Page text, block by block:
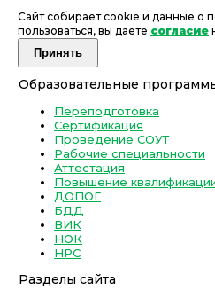
Сайт собирает cookie и данные о
пользоваться, вы даёте согласие
Принять
Образовательные
Переподготовка
Сертификация
Проведение СОУТ
Рабочие специальности
Аттестация
Повышение
ДОПОГ
БДД
ВИК
НОК
НРС
Разделы сайта